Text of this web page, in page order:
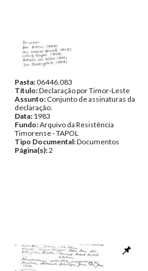
Pasta:06446.083
Título:Declaração por Timor-Leste
Assunto: Conjunto de assinaturas da
declaração.
Data: 1983
Fundo:Arquivo da Resistência
Timorense - TAPOL
Tipo Documental:Documentos
Página(s):2